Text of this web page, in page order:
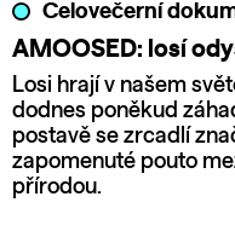
Celovečerní
AMOOSED: losí
Losi hrají v našem
dodnes poněkud
postavě se zrcadlí
zapomenuté pouto
přírodou.